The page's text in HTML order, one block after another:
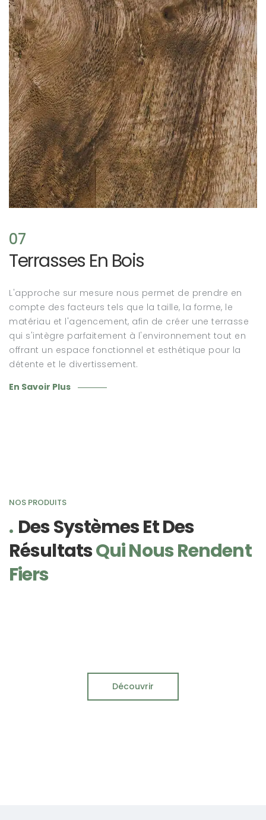
07
Terrasses En Bois
L'approche sur mesure nous permet de prendre en
compte des facteurs tels que la taille, la forme, le
matériau et l'agencement, afin de créer une terrasse
qui s'intègre parfaitement à l'environnement tout en
offrant un espace fonctionnel et esthétique pour la
détente et le divertissement.
En Savoir Plus
NOS PRODUITS
Des Systèmes Et Des
RésultatsQui Nous Rendent
Fiers
Découvrir